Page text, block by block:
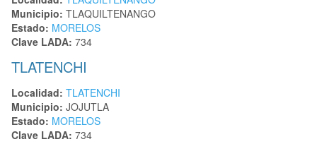
Municipio: TLAQUILTENANGO
Estado: MORELOS
Clave LADA: 734
TLATENCHI
Localidad: TLATENCHI
Municipio: JOJUTLA
Estado: MORELOS
Clave LADA: 734